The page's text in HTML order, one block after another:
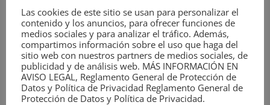
campaña “Hope is in the
air” se pretende también
llegar a población
adolescente y joven,
ofreciendo información y
recursos de ayuda. Se han
apoyado en la famosa obra
Las cookies de este sitio se usan para personalizar el
contenido y los anuncios, para ofrecer funciones de
medios sociales y para analizar el tráfico. Además,
compartimos información sobre el uso que haga del
sitio web con nuestros partners de medios sociales, de
publicidad y de análisis web. MÁS INFORMACIÓN EN
AVISO LEGAL, Reglamento General de Protección de
Datos y Política de Privacidad Reglamento General de
Protección de Datos y Política de Privacidad.